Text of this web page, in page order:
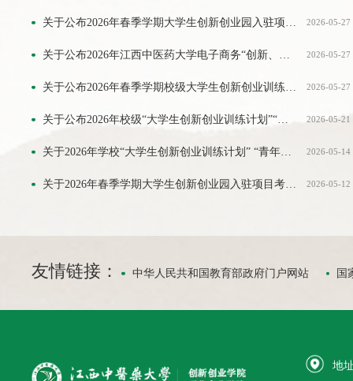
2026-05-27
关于公布2026年春季学期大学生创新创业园入驻项目考核结果的通知
2026-05-27
关于公布2026年江西中医药大学电子商务“创新、创意及创业”挑战赛获奖名单的通知
2026-05-27
关于公布2026年春季学期校级大学生创新创业训练计划”“青年红色筑梦之旅”项目结题验收结果的通知
2026-05-21
关于公布2026年校级“大学生创新创业训练计划”“青年红色筑梦之旅”项目立项名单的通知
2026-05-14
关于2026年学校“大学生创新创业训练计划” “青年红色筑梦之旅”拟立项项目的公示
2026-05-12
关于2026年春季学期大学生创新创业园入驻项目考核结果的公示
友情链接： 中华人民共和国教育部政府门户网站 国
地